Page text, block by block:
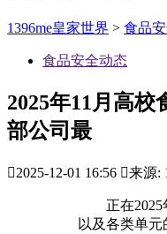
1396me皇家世界 > 食品
食品安全动态
2025年11月高
部公司最
2025-12-01 16:56 来源:
正在2025
以及各类单